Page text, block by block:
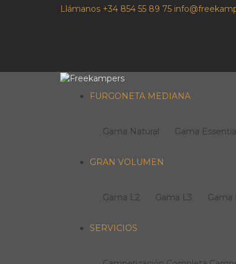
Llámanos +34 854 55 89 75
FURGONETA MEDIANA
Gama Natural Gama Essential
GRAN VOLUMEN
Gama L2 Gama L3 Gama
SERVICIOS